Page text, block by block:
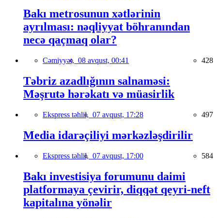
Bakı metrosunun xətlərinin
ayrılması: nəqliyyat böhranından
necə qaçmaq olar?
Cəmiyyət, 08 avqust, 00:41 428
Təbriz azadlığının salnaməsi:
Məşrutə hərəkatı və müasirlik
Ekspress təhlil, 07 avqust, 17:28 497
Media idarəçiliyi mərkəzləşdirilir
Ekspress təhlil, 07 avqust, 17:00 584
Bakı investisiya forumunu daimi
platformaya çevirir, diqqət qeyri-neft
kapitalına yönəlir